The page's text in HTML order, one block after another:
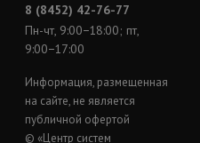
8 (8452) 42-76-77
Пн-чт, 9:00−18:00; пт,
9:00−17:00
Информация, размещенная
на сайте, не является
публичной офертой
© «Центр систем